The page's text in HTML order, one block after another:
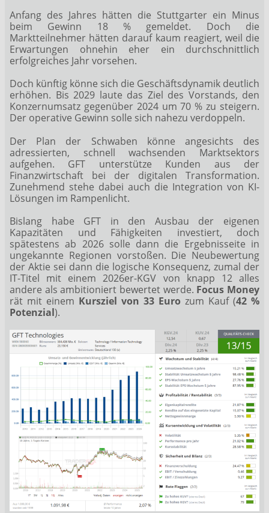
Anfang des Jahres hätten die Stuttgarter ein Minus
beim Gewinn 18 % gemeldet. Doch die
Marktteilnehmer hätten darauf kaum reagiert, weil die
Erwartungen ohnehin eher ein durchschnittlich
erfolgreiches Jahr vorsehen.
Doch künftig könne sich die Geschäftsdynamik deutlich
erhöhen. Bis 2029 laute das Ziel des Vorstands, den
Konzernumsatz gegenüber 2024 um 70 % zu steigern.
Der operative Gewinn solle sich nahezu verdoppeln.
Der Plan der Schwaben könne angesichts des
adressierten, schnell wachsenden Marktsektors
aufgehen. GFT unterstütze Kunden aus der
Finanzwirtschaft bei der digitalen Transformation.
Zunehmend stehe dabei auch die Integration von KI-
Lösungen im Rampenlicht.
Bislang habe GFT in den Ausbau der eigenen
Kapazitäten und Fähigkeiten investiert, doch
spätestens ab 2026 solle dann die Ergebnisseite in
ungekannte Regionen vorstoßen. Die Neubewertung
der Aktie sei dann die logische Konsequenz, zumal der
IT-Titel mit einem 2026er-KGV von knapp 12 alles
andere als ambitioniert bewertet werde. Focus Money
rät mit einem Kursziel von 33 Euro zum Kauf (42 %
Potenzial).